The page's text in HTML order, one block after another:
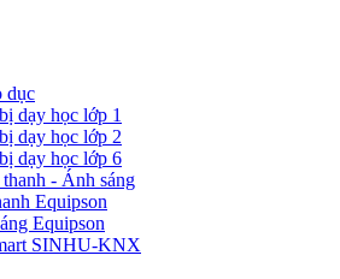
dục
dạy học lớp 1
dạy học lớp 2
dạy học lớp 6
- Ánh sáng
Equipson
Equipson
SINHU-KNX